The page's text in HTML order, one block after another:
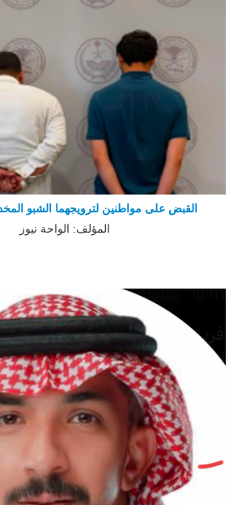
القبض على مواطنين لترويجهما الشبو
المؤلف: الواحة نيوز